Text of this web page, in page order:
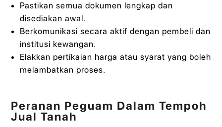
Pastikan semua dokumen lengkap dan
disediakan awal.
Berkomunikasi secara aktif dengan pembeli dan
institusi kewangan.
Elakkan pertikaian harga atau syarat yang boleh
melambatkan proses.
Peranan Peguam Dalam Tempoh
Jual Tanah